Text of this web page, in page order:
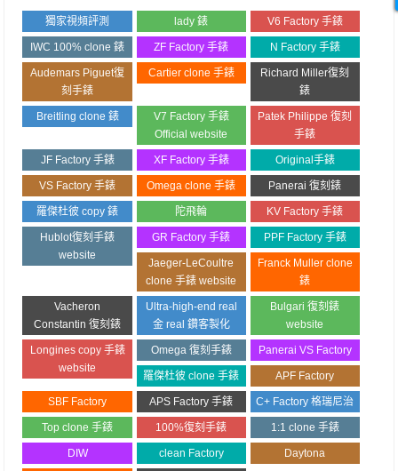
獨家視頻評測 lady 錶 V6 Factory 手錶
IWC 100% clone 錶 ZF Factory 手錶 N Factory 手錶
Audemars Piguet復
刻手錶
Cartier clone 手錶
Richard Miller復刻
錶
Breitling clone 錶
V7 Factory 手錶
Official website
Patek Philippe 復刻
手錶
JF Factory 手錶 XF Factory 手錶 Original手錶
VS Factory 手錶 Omega clone 手錶 Panerai 復刻錶
羅傑杜彼 copy 錶 陀飛輪 KV Factory 手錶
Hublot復刻手錶
website
GR Factory 手錶 PPF Factory 手錶
Jaeger-LeCoultre
clone 手錶 website
Franck Muller clone
錶
Vacheron
Constantin 復刻錶
Ultra-high-end real
金 real 鑽客製化
Bulgari 復刻錶
website
Longines copy 手錶
website
Omega 復刻手錶 Panerai VS Factory
羅傑杜彼 clone 手錶 APF Factory
SBF Factory APS Factory 手錶 C+ Factory 格瑞尼治
Top clone 手錶 100%復刻手錶 1:1 clone 手錶
DIW clean Factory Daytona